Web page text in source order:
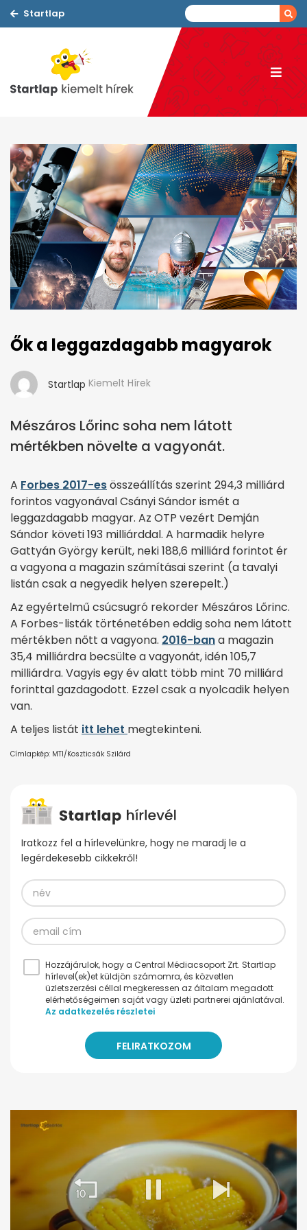
Startlap
Ők a leggazdagabb magyarok
Startlap Kiemelt Hírek
Mészáros Lőrinc soha nem látott
mértékben növelte a vagyonát.
A Forbes 2017-esösszeállítás szerint 294,3 milliárd
forintos vagyonával Csányi Sándor ismét a
leggazdagabb magyar. Az OTP vezért Demján
Sándor követi 193 milliárddal. A harmadik helyre
Gattyán György került, neki 188,6 milliárd forintot ér
a vagyona a magazin számításai szerint (a tavalyi
listán csak a negyedik helyen szerepelt.)
Az egyértelmű csúcsugró rekorder Mészáros Lőrinc.
A Forbes-listák történetében eddig soha nem látott
mértékben nőtt a vagyona. 2016-bana magazin
35,4 milliárdra becsülte a vagyonát, idén 105,7
milliárdra. Vagyis egy év alatt több mint 70 milliárd
forinttal gazdagodott. Ezzel csak a nyolcadik helyen
van.
A teljes listát itt lehet megtekinteni.
Címlapkép: MTI/Koszticsák Szilárd
Iratkozz fel a hírlevelünkre, hogy ne maradj le a
legérdekesebb cikkekről!
Hozzájárulok, hogy a Central Médiacsoport Zrt. Startlap
hírlevel(ek)et küldjön számomra, és közvetlen
üzletszerzési céllal megkeressen az általam megadott
elérhetőségeimen saját vagy üzleti partnerei ajánlatával.
Az adatkezelés részletei